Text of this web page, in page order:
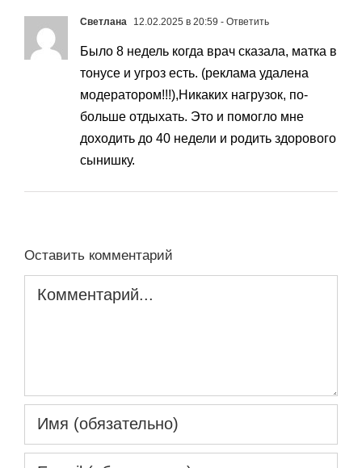
Светлана 12.02.2025 в 20:59 - Ответить
Было 8 недель когда врач сказала, матка в
тонусе и угроз есть. (реклама удалена
модератором!!!),Никаких нагрузок, по-
больше отдыхать. Это и помогло мне
доходить до 40 недели и родить здорового
сынишку.
Оставить комментарий